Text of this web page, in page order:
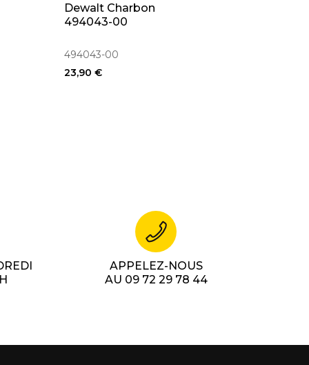
Dewalt Charbon
494043-00
494043-00
23,90 €
APPELEZ-NOUS
AU 09 72 29 78 44